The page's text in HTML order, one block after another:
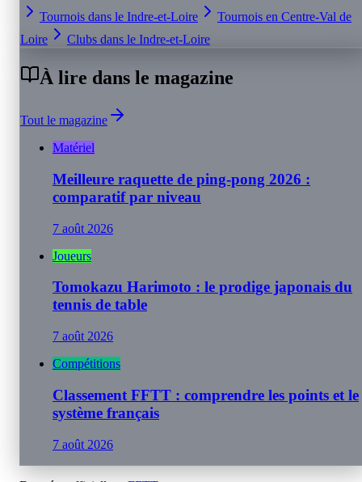
Tournois dans le Indre-et-Loire Tournois en Centre-Val de
Loire
Clubs dans le Indre-et-Loire
À lire dans le magazine
Tout le magazine
Matériel
Meilleure raquette de ping-pong 2026 :
comparatif par niveau
7 août 2026
Joueurs
Tomokazu Harimoto : le prodige japonais du
tennis de table
7 août 2026
Compétitions
Classement FFTT : comprendre les points et le
système français
7 août 2026